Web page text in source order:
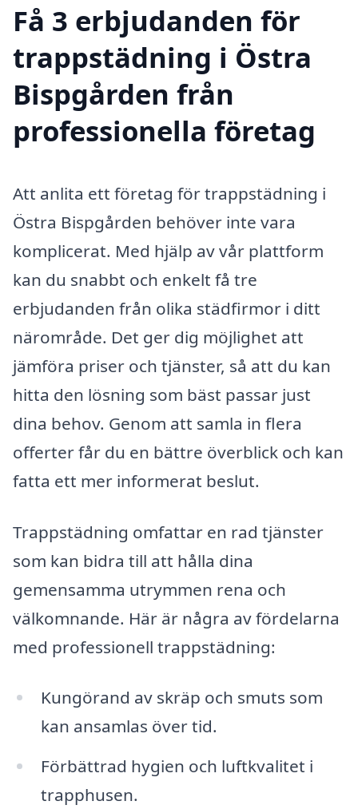
Få 3 erbjudanden för
trappstädning i Östra
Bispgården från
professionella företag
Att anlita ett företag för trappstädning i
Östra Bispgården behöver inte vara
komplicerat. Med hjälp av vår plattform
kan du snabbt och enkelt få tre
erbjudanden från olika städfirmor i ditt
närområde. Det ger dig möjlighet att
jämföra priser och tjänster, så att du kan
hitta den lösning som bäst passar just
dina behov. Genom att samla in flera
offerter får du en bättre överblick och kan
fatta ett mer informerat beslut.
Trappstädning omfattar en rad tjänster
som kan bidra till att hålla dina
gemensamma utrymmen rena och
välkomnande. Här är några av fördelarna
med professionell trappstädning:
Kungörand av skräp och smuts som
kan ansamlas över tid.
Förbättrad hygien och luftkvalitet i
trapphusen.